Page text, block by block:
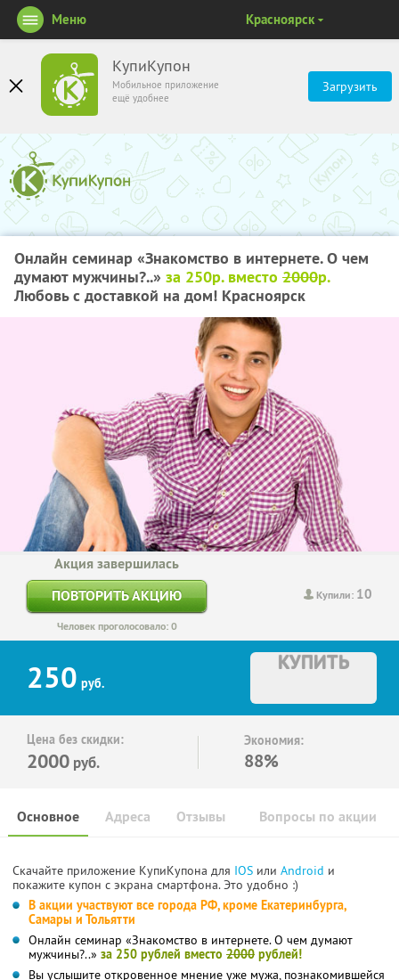
КупиКупон
Мобильное приложение
ещё удобнее
Загрузить
Меню Красноярск
Онлайн семинар «Знакомство в интернете. О чем
думают мужчины?..» за 250р. вместо 2000р.
Любовь с доставкой на дом! Красноярск
Купили: 10
Акция завершилась
ПОВТОРИТЬ АКЦИЮ
Человек проголосовало: 0
250 руб.
КУПИТЬ
Цена без скидки:
2000 руб.
Экономия:
88%
Основное Отзывы Вопросы по акции
Адреса
Скачайте приложение КупиКупона для IOS или Android и
покажите купон с экрана смартфона. Это удобно :)
В акции участвуют все города РФ, кроме Екатеринбурга,
Самары и Тольятти
Онлайн семинар «Знакомство в интернете. О чем думают
мужчины?..» за 250 рублей вместо 2000 рублей!
Вы услышите откровенное мнение уже мужа, познакомившейся